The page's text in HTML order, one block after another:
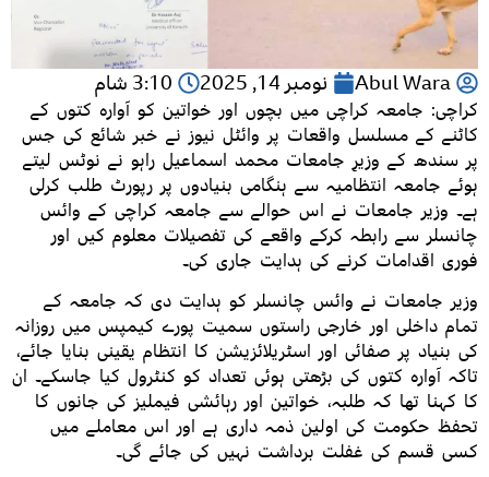
Abul Wara نومبر 14, 2025 3:10 شام
کراچی: جامعہ کراچی میں بچوں اور خواتین کو آوارہ کتوں کے
کاٹنے کے مسلسل واقعات پر وائٹل نیوز نے خبر شائع کی جس
پر سندھ کے وزیرِ جامعات محمد اسماعیل راہو نے نوٹس لیتے
ہوئے جامعہ انتظامیہ سے ہنگامی بنیادوں پر رپورٹ طلب کرلی
ہے۔ وزیر جامعات نے اس حوالے سے جامعہ کراچی کے وائس
چانسلر سے رابطہ کرکے واقعے کی تفصیلات معلوم کیں اور
فوری اقدامات کرنے کی ہدایت جاری کی۔
وزیر جامعات نے وائس چانسلر کو ہدایت دی کہ جامعہ کے
تمام داخلی اور خارجی راستوں سمیت پورے کیمپس میں روزانہ
کی بنیاد پر صفائی اور اسٹریلائزیشن کا انتظام یقینی بنایا جائے،
تاکہ آوارہ کتوں کی بڑھتی ہوئی تعداد کو کنٹرول کیا جاسکے۔ ان
کا کہنا تھا کہ طلبہ، خواتین اور رہائشی فیملیز کی جانوں کا
تحفظ حکومت کی اولین ذمہ داری ہے اور اس معاملے میں
کسی قسم کی غفلت برداشت نہیں کی جائے گی۔